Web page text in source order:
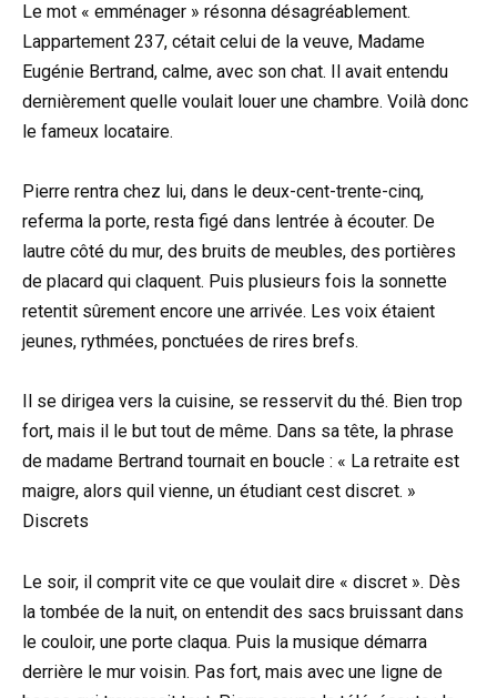
Le mot « emménager » résonna désagréablement.
Lappartement 237, cétait celui de la veuve, Madame
Eugénie Bertrand, calme, avec son chat. Il avait entendu
dernièrement quelle voulait louer une chambre. Voilà donc
le fameux locataire.
Pierre rentra chez lui, dans le deux-cent-trente-cinq,
referma la porte, resta figé dans lentrée à écouter. De
lautre côté du mur, des bruits de meubles, des portières
de placard qui claquent. Puis plusieurs fois la sonnette
retentit sûrement encore une arrivée. Les voix étaient
jeunes, rythmées, ponctuées de rires brefs.
Il se dirigea vers la cuisine, se resservit du thé. Bien trop
fort, mais il le but tout de même. Dans sa tête, la phrase
de madame Bertrand tournait en boucle : « La retraite est
maigre, alors quil vienne, un étudiant cest discret. »
Discrets
Le soir, il comprit vite ce que voulait dire « discret ». Dès
la tombée de la nuit, on entendit des sacs bruissant dans
le couloir, une porte claqua. Puis la musique démarra
derrière le mur voisin. Pas fort, mais avec une ligne de